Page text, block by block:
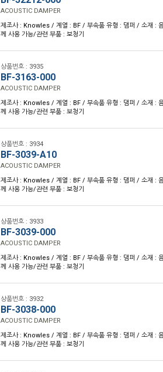
ACOUSTIC DAMPER
제조사 : Knowles / 계열 : BF / 부속품 유형 : 댐퍼 / 소재 :
께 사용 가능/관련 부품 : 보청기
상품번호 : 3935
BF-3163-000
ACOUSTIC DAMPER
제조사 : Knowles / 계열 : BF / 부속품 유형 : 댐퍼 / 소재 :
께 사용 가능/관련 부품 : 보청기
상품번호 : 3934
BF-3039-A10
ACOUSTIC DAMPER
제조사 : Knowles / 계열 : BF / 부속품 유형 : 댐퍼 / 소재 :
께 사용 가능/관련 부품 : 보청기
상품번호 : 3933
BF-3039-000
ACOUSTIC DAMPER
제조사 : Knowles / 계열 : BF / 부속품 유형 : 댐퍼 / 소재 :
께 사용 가능/관련 부품 : 보청기
상품번호 : 3932
BF-3038-000
ACOUSTIC DAMPER
제조사 : Knowles / 계열 : BF / 부속품 유형 : 댐퍼 / 소재 :
께 사용 가능/관련 부품 : 보청기